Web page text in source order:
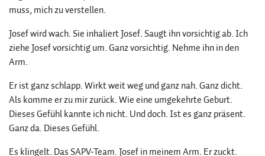
muss, mich zu verstellen.
Josef wird wach. Sie inhaliert Josef. Saugt ihn vorsichtig ab. Ich
ziehe Josef vorsichtig um. Ganz vorsichtig. Nehme ihn in den
Arm.
Er ist ganz schlapp. Wirkt weit weg und ganz nah. Ganz dicht.
Als komme er zu mir zurück. Wie eine umgekehrte Geburt.
Dieses Gefühl kannte ich nicht. Und doch. Ist es ganz präsent.
Ganz da. Dieses Gefühl.
Es klingelt. Das SAPV-Team. Josef in meinem Arm. Er zuckt.